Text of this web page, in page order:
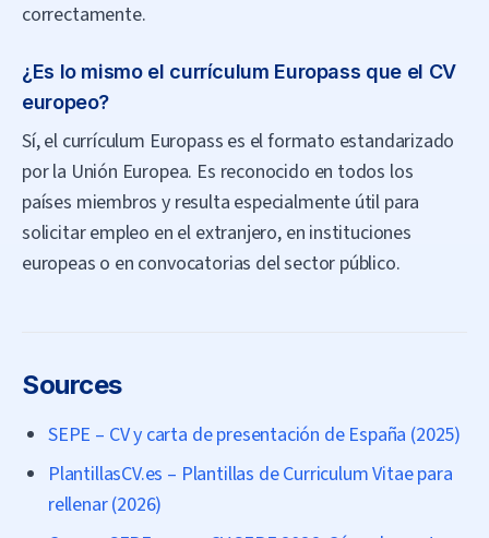
correctamente.
¿Es lo mismo el currículum Europass que el CV
europeo?
Sí, el currículum Europass es el formato estandarizado
por la Unión Europea. Es reconocido en todos los
países miembros y resulta especialmente útil para
solicitar empleo en el extranjero, en instituciones
europeas o en convocatorias del sector público.
Sources
SEPE – CV y carta de presentación de España (2025)
PlantillasCV.es – Plantillas de Curriculum Vitae para
rellenar (2026)